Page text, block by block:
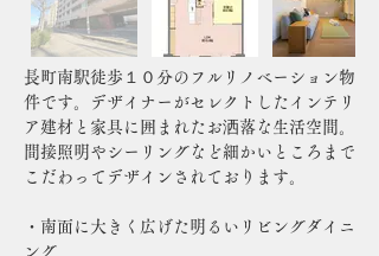
長町南駅徒歩１０分のフルリノベーション物
件です。デザイナーがセレクトしたインテリ
ア建材と家具に囲まれたお洒落な生活空間。
間接照明やシーリングなど細かいところまで
こだわってデザインされております。
・南面に大きく広げた明るいリビングダイニ
ング